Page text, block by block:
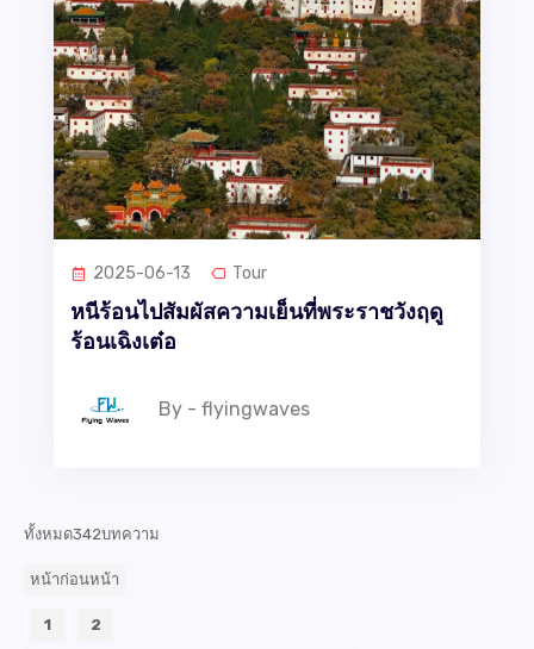
2025-06-13 Tour
หนีร้อนไปสัมผัสความเย็นที่พระราชวังฤดู
ร้อนเฉิงเต๋อ
By - flyingwaves
ทั้งหมด342บทความ
หน้าก่อนหน้า
1 2